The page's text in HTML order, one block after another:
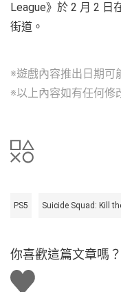
League》於 2 月 2 日
街道。
※遊戲內容推出日期可
※以上內容如有任何修
PS5 Suicide Squad: Kill
你喜歡這篇文章嗎？
讚